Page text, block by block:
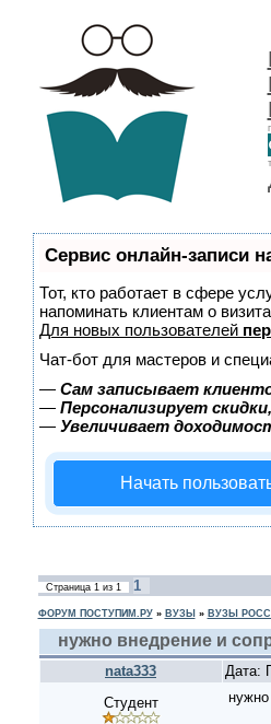
Сервис онлайн-записи
Тот, кто работает в сфере
напоминать клиентам о
Для новых пользователей
Чат-бот для мастеров и
— Сам записывает
— Персонализирует
— Увеличивает
Начать
Страница 1из 1 1
ФОРУМ ПОСТУПИМ.РУ» ВУЗЫ » ВУЗЫ
нужно внедрение и
nata333
Дата:
Студент
нужно